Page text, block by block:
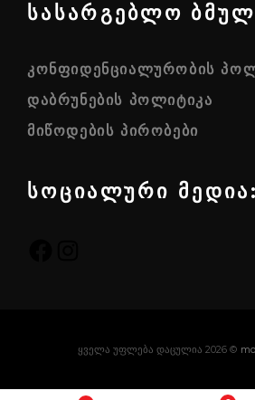
სასარგებლო
ᲙᲝᲜᲤᲘᲓᲔᲜᲪᲘᲐᲚᲣᲠᲝᲑᲘᲡ
ᲓᲐᲑᲠᲣᲜᲔᲑᲘᲡ ᲞᲝᲚᲘᲢᲘᲙᲐ
ᲛᲘᲬᲝᲓᲔᲑᲘᲡ ᲞᲘᲠᲝᲑᲔᲑᲘ
სოციალური მედია:
ყველა უფლება დაცულია 2026 ©